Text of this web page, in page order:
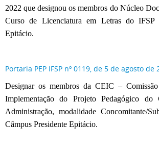
2022 que designou os membros do Núcleo
Curso de Licenciatura em Letras do IFSP
Epitácio.
Portaria PEP IFSP nº 0119, de 5 de agosto de
Designar os membros da CEIC –
Implementação do Projeto Pedagógico do
Administração, modalidade Concomitante/
Câmpus Presidente Epitácio.